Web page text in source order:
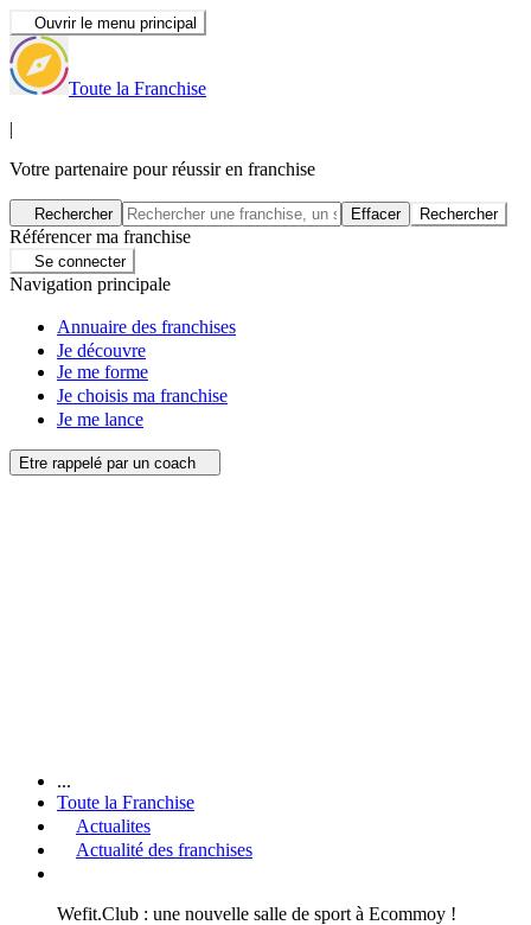
Ouvrir le menu principal
Toute la Franchise
|
Votre partenaire pour réussir en franchise
Rechercher Effacer Rechercher
Référencer ma franchise
Se connecter
Navigation principale
Annuaire des franchises
Je découvre
Je me forme
Je choisis ma franchise
Je me lance
Etre rappelé par un coach
...
Toute la Franchise
Actualites
Actualité des franchises
Wefit.Club : une nouvelle salle de sport à Ecommoy !